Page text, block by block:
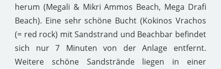
herum (Megali & Mikri Ammos Beach, Mega Drafi
Beach). Eine sehr schöne Bucht (Kokinos Vrachos
(= red rock) mit Sandstrand und Beachbar befindet
sich nur 7 Minuten von der Anlage entfernt.
Weitere schöne Sandstrände liegen in einer